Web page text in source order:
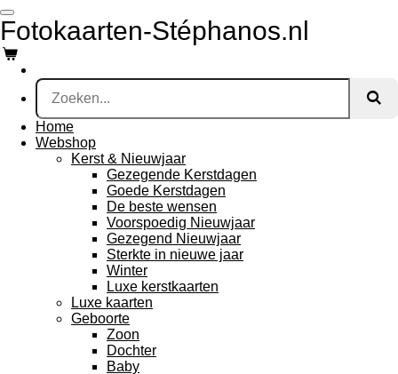
Ga
direct
naar
de
hoofdinhoud
Fotokaarten-Stéphanos.nl
Home
Webshop
Kerst & Nieuwjaar
Gezegende Kerstdagen
Goede Kerstdagen
De beste wensen
Voorspoedig Nieuwjaar
Gezegend Nieuwjaar
Sterkte in nieuwe jaar
Winter
Luxe kerstkaarten
Luxe kaarten
Geboorte
Zoon
Dochter
Baby